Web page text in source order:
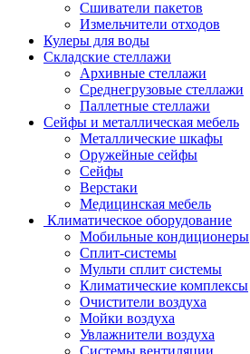
Сшиватели пакетов
Измельчители отходов
Кулеры для воды
Складские стеллажи
Архивные стеллажи
Среднегрузовые стеллажи
Паллетные стеллажи
Сейфы и металлическая мебель
Металлические шкафы
Оружейные сейфы
Сейфы
Верстаки
Медицинская мебель
Климатическое оборудование
Мобильные кондиционеры
Сплит-системы
Мульти сплит системы
Климатические комплексы
Очистители воздуха
Мойки воздуха
Увлажнители воздуха
Системы вентиляции